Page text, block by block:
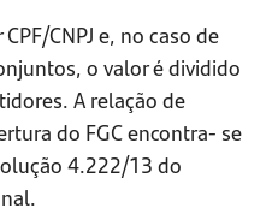
CNPJ e, no caso de
o valor é dividido
A relação de
do FGC encontra- se
4.222/13 do